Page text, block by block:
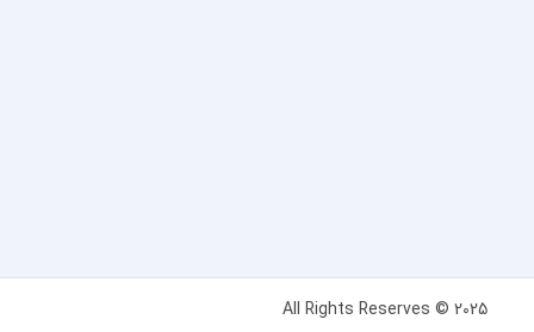
All Rights Reserves © 2025